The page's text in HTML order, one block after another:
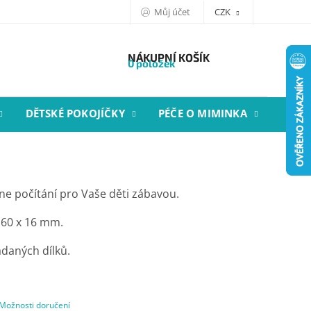
Můj účet CZK
NÁKUPNÍ KOŠÍK
0 položek
DĚTSKÉ POKOJÍČKY PÉČE O MIMINKA
doručení
počítání pro Vaše děti zábavou.
x 16 mm.
dílků.